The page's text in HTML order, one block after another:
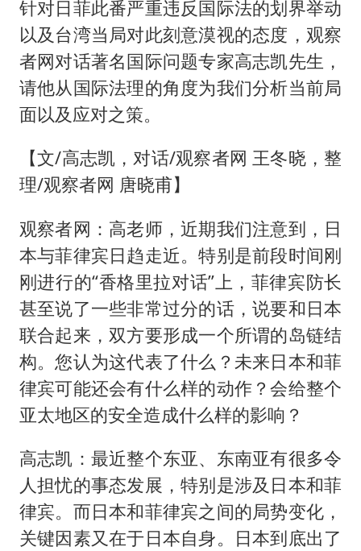
针对日菲此番严重违反国际法的划界举动
以及台湾当局对此刻意漠视的态度，观察
者网对话著名国际问题专家高志凯先生，
请他从国际法理的角度为我们分析当前局
面以及应对之策。
【文/高志凯，对话/观察者网 王冬晓，整
理/观察者网 唐晓甫】
观察者网：高老师，近期我们注意到，日
本与菲律宾日趋走近。特别是前段时间刚
刚进行的“香格里拉对话”上，菲律宾防长
甚至说了一些非常过分的话，说要和日本
联合起来，双方要形成一个所谓的岛链结
构。您认为这代表了什么？未来日本和菲
律宾可能还会有什么样的动作？会给整个
亚太地区的安全造成什么样的影响？
高志凯：最近整个东亚、东南亚有很多令
人担忧的事态发展，特别是涉及日本和菲
律宾。而日本和菲律宾之间的局势变化，
关键因素又在于日本自身。日本到底出了